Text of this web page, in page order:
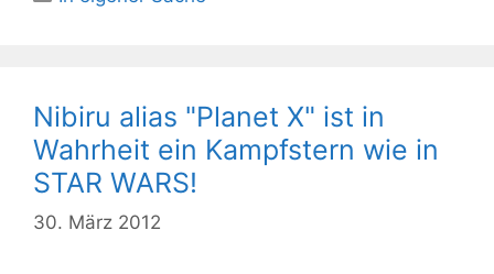
Nibiru alias "Planet X" ist in
Wahrheit ein Kampfstern wie in
STAR WARS!
30. März 2012